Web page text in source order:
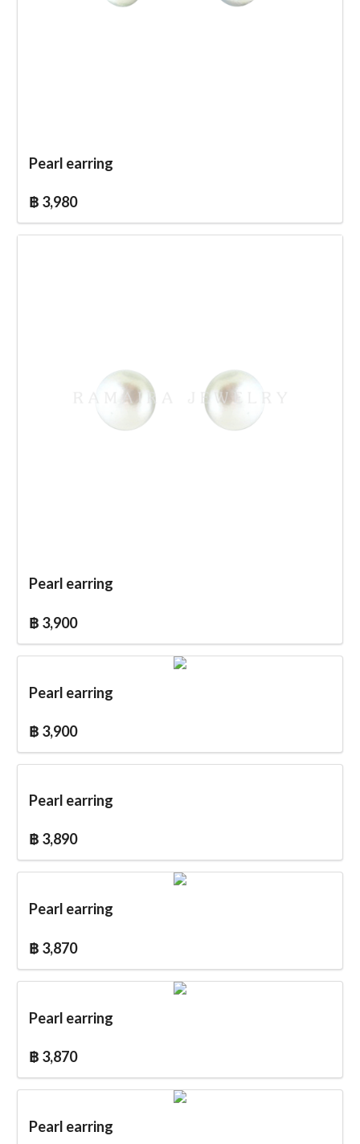
Pearl earring
฿ 3,980
Pearl earring
฿ 3,900
Pearl earring
฿ 3,900
Pearl earring
฿ 3,890
Pearl earring
฿ 3,870
Pearl earring
฿ 3,870
Pearl earring